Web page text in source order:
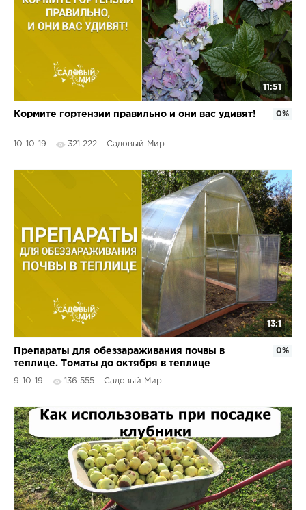
11:51
Кормите гортензии правильно и они вас удивят!
10-10-19 321 222 Садовый Мир
0%
13:1
Препараты для обеззараживания почвы в
теплице. Томаты до октября в теплице
9-10-19 136 555 Садовый Мир
0%